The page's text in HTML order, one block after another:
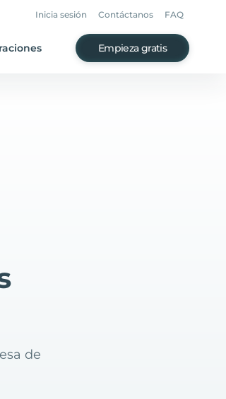
Inicia sesión Contáctanos FAQ
Empieza gratis
de